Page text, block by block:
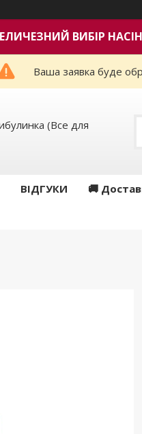
ВИБІР
Ваша заявка буде
(Все для
ВІДГУКИ 🚚